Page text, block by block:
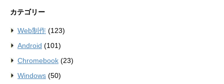
イ
ブ
カテゴリー
Web制作 (123)
Android (101)
Chromebook (23)
Windows (50)